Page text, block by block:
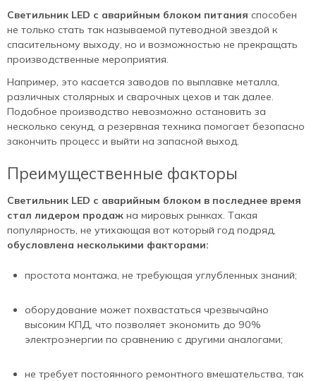
Светильник LED с аварийным блоком питания способен
не только стать так называемой путеводной звездой к
спасительному выходу, но и возможностью не прекращать
производственные мероприятия.
Например, это касается заводов по выплавке металла,
различных столярных и сварочных цехов и так далее.
Подобное производство невозможно остановить за
несколько секунд, а резервная техника помогает безопасно
закончить процесс и выйти на запасной выход.
Преимущественные факторы
Светильник LED с аварийным блоком в последнее время
стал лидером продаж на мировых рынках. Такая
популярность, не утихающая вот который год подряд,
обусловлена несколькими факторами:
простота монтажа, не требующая углубленных знаний;
оборудование может похвастаться чрезвычайно
высоким КПД, что позволяет экономить до 90%
электроэнергии по сравнению с другими аналогами;
не требует постоянного ремонтного вмешательства, так